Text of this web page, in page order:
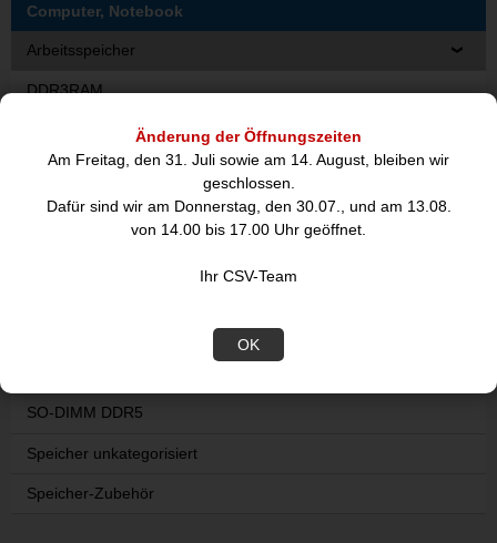
Änderung der Öffnungszeiten
Am Freitag, den 31. Juli sowie am 14. August, bleiben wir
geschlossen.
Dafür sind wir am Donnerstag, den 30.07., und am 13.08.
von 14.00 bis 17.00 Uhr geöffnet.
Ihr CSV-Team
OK
Computer, Notebook
Arbeitsspeicher
DDR3RAM
DDR4RAM
DDR4RAM-KIT
SO-DIMM DDR5
Speicher unkategorisiert
Speicher-Zubehör